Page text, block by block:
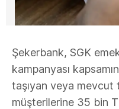
Şekerbank, SGK
kampanyası
taşıyan veya mevcut
müşterilerine 35 bin